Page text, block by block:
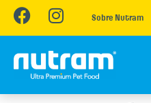
Sobre Nutram